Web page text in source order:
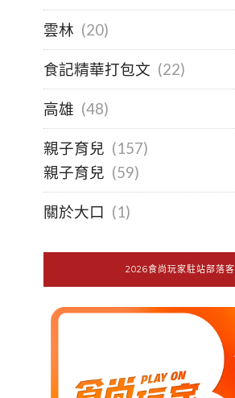
雲林 (20)
食記精華打包文 (22)
高雄 (48)
親子育兒 (157)
親子育兒 (59)
關於大口 (1)
2026食尚玩家駐站部落客